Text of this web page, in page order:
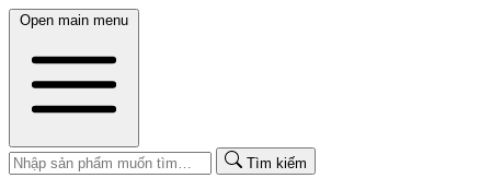
Open main menu
Tìm kiếm